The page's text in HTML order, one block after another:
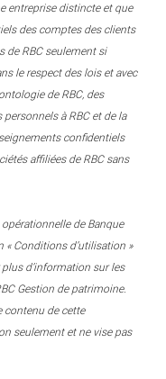
entreprise distincte et que
des comptes des clients
de RBC seulement si
le respect des lois et avec
de RBC, des
à RBC et de la
confidentiels
affiliées de RBC sans
de Banque
« Conditions d’utilisation »
d’information sur les
Gestion de patrimoine.
contenu de cette
seulement et ne vise pas